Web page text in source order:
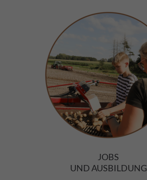
JOBS
UND AUSBILDUNG